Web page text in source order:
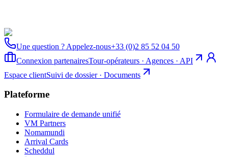
Une question ? Appelez-nous+33 (0)2 85 52 04 50
Connexion partenairesTour-opérateurs · Agences · API
Espace clientSuivi de dossier · Documents
Plateforme
Formulaire de demande unifié
VM Partners
Nomamundi
Arrival Cards
Scheddul